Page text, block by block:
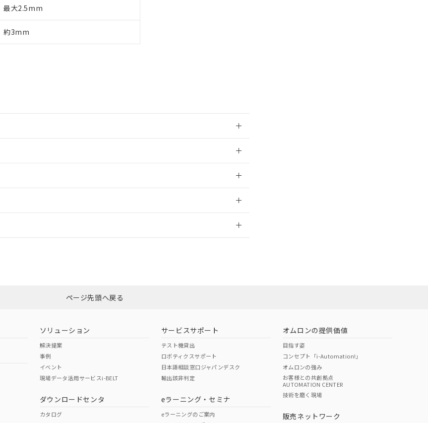
最大2.5mm
約3mm
ダウンロードはこちら
（日本
（アメリカ
この製品の規格認証/適合状況ページへ
その他の認証はこちらのページからご検索ください
ページ先頭へ戻る
ソリューション
解決提案
事例
イベント
現場データ活用サービスi-BELT
ダウンロードセンタ
カタログ
サービスサポート
テスト機貸出
ロボティクスサポート
日本語相談窓口ジャパンデスク
輸出該非判定
eラーニング・セミナ
eラーニングのご案内
オムロンの提供価値
目指す姿
コンセプト「i-Automation!」
オムロンの強み
お客様との共創拠点
AUTOMATION CENTER
技術を磨く現場
販売ネットワーク